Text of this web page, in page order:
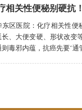
相关性便秘别硬抗
东区医院：化疗相关性
长、大便变硬、形状改变
则毒邪内蕴，抗癌先要‘通